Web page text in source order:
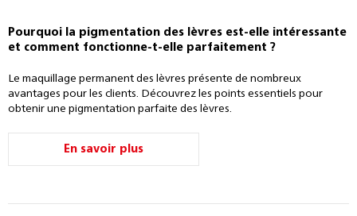
Pourquoi la pigmentation des lèvres est-elle intéressante
et comment fonctionne-t-elle parfaitement ?
Le maquillage permanent des lèvres présente de nombreux
avantages pour les clients. Découvrez les points essentiels pour
obtenir une pigmentation parfaite des lèvres.
En savoir plus